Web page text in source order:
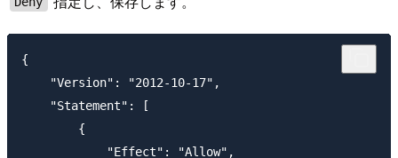
{
    "Version": "2012-10-17",
    "Statement": [
        {
            "Effect": "Allow",